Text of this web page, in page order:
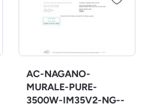
AC-NAGANO-
MURALE-PURE-
3500W-IM35V2-NG--